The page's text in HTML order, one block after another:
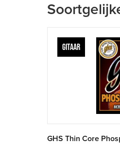
GITAAR
GHS Thin Core